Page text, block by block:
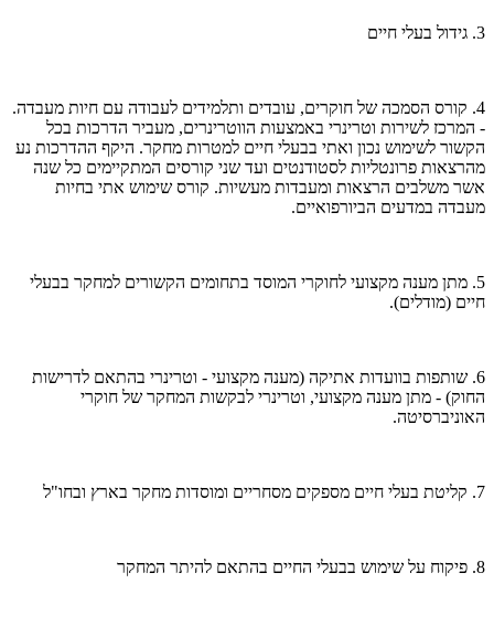
3. גידול בעלי חיים
4. קורס הסמכה של חוקרים, עובדים ותלמידים לעבודה עם חיות מעבדה.
- המרכז לשירות וטרינרי באמצעות הווטרינרים, מעביר הדרכות בכל
הקשור לשימוש נכון ואתי בבעלי חיים למטרות מחקר. היקף ההדרכות נע
מהרצאות פרונטליות לסטודנטים ועד שני קורסים המתקיימים כל שנה
אשר משלבים הרצאות ומעבדות מעשיות. קורס שימוש אתי בחיות
מעבדה במדעים הביורפואיים.
5. מתן מענה מקצועי לחוקרי המוסד בתחומים הקשורים למחקר בבעלי
חיים (מודלים).
6. שותפות בוועדות אתיקה (מענה מקצועי - וטרינרי בהתאם לדרישות
החוק) - מתן מענה מקצועי, וטרינרי לבקשות המחקר של חוקרי
האוניברסיטה.
7. קליטת בעלי חיים מספקים מסחריים ומוסדות מחקר בארץ ובחו"ל
8. פיקוח על שימוש בבעלי החיים בהתאם להיתר המחקר